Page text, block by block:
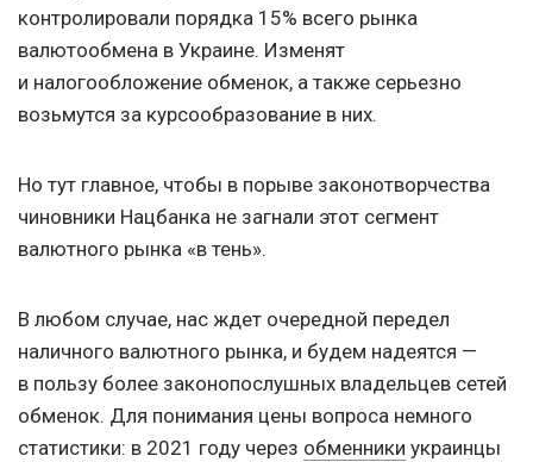
контролировали порядка 15% всего рынка
валютообмена в Украине. Изменят
и налогообложение обменок, а также серьезно
возьмутся за курсообразование в них.
Но тут главное, чтобы в порыве законотворчества
чиновники Нацбанка не загнали этот сегмент
валютного рынка «в тень».
В любом случае, нас ждет очередной передел
наличного валютного рынка, и будем надеятся —
в пользу более законопослушных владельцев сетей
обменок. Для понимания цены вопроса немного
статистики: в 2021 году через обменники украинцы